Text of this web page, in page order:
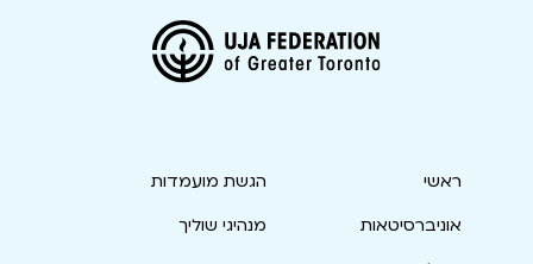
ראשי
הגשת מועמדות
אוניברסיטאות
מנהיגי שוליך